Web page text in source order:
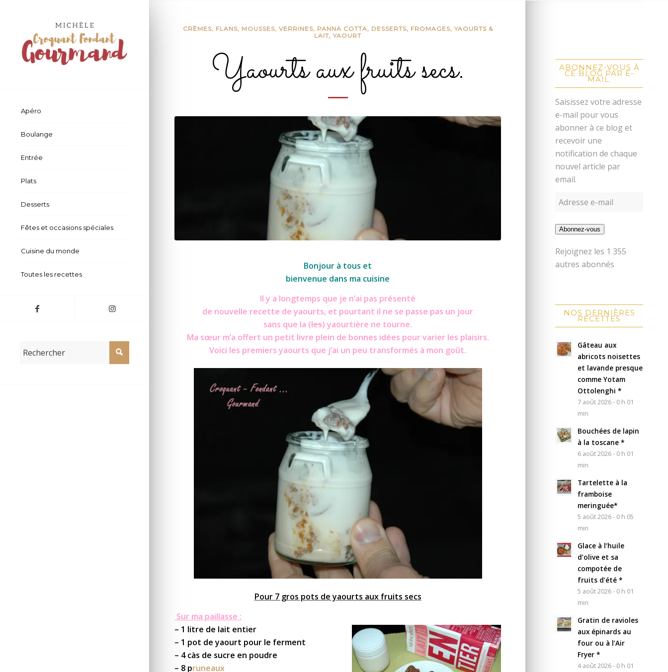
Apéro
Boulange
Entrée
Plats
Desserts
Fêtes et occasions spéciales
Cuisine du monde
Toutes les recettes
CRÈMES, FLANS, MOUSSES, VERRINES, PANNA COTTA, DESSERTS, FROMAGES, YAOURTS &
LAIT,YAOURT
Yaourts aux fruits secs.
Bonjour à tous et
bienvenue dans ma cuisine
Il y a longtemps que je n’ai pas présenté
de nouvelle recette de yaourts, et pourtant il ne se passe pas un jour
sans que la (les) yaourtière ne tourne.
Ma sœur m’a offert un petit livre plein de bonnes idées pour varier les plaisirs.
Voici les premiers yaourts que j’ai un peu transformés à mon goût.
Pour 7 gros pots de yaourts aux fruits secs
Sur ma paillasse :
– 1 litre de lait entier
– 1 pot de yaourt pour le ferment
– 4 càs de sucre en poudre
– 8 pruneaux
ABONNEZ-VOUS À
CE BLOG PAR E-
MAIL.
Saisissez votre adresse
e-mail pour vous
abonner à ce blog et
recevoir une
notification de chaque
nouvel article par
email.
Abonnez-vous
Rejoignez les 1 355
autres abonnés
NOS DERNIÈRES
RECETTES
Gâteau aux
abricots noisettes
et lavande presque
comme Yotam
Ottolenghi *
7 août 2026 - 0 h 01
min
Bouchées de lapin
à la toscane *
6 août 2026 - 0 h 01
min
Tartelette à la
framboise
meringuée*
5 août 2026 - 0 h 05
min
Glace à l’huile
d’olive et sa
compotée de
fruits d’été *
5 août 2026 - 0 h 01
min
Gratin de ravioles
aux épinards au
four ou à l’Air
Fryer *
4 août 2026 - 0 h 01